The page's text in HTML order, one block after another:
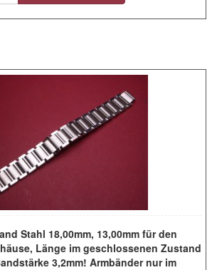
Stahl 18,00mm, 13,00mm für den
Länge im geschlossenen Zustand
3,2mm! Armbänder nur im